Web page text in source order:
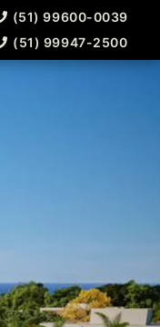
(51) 99600-0039
(51) 99947-2500